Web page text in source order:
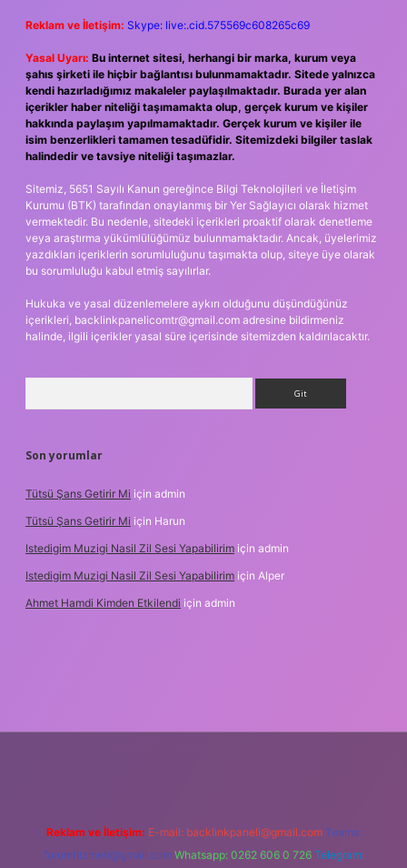
Reklam ve İletişim: Skype: live:.cid.575569c608265c69
Yasal Uyarı: Bu internet sitesi, herhangi bir marka, kurum veya
şahıs şirketi ile hiçbir bağlantısı bulunmamaktadır. Sitede yalnızca
kendi hazırladığımız makaleler paylaşılmaktadır. Burada yer alan
içerikler haber niteliği taşımamakta olup, gerçek kurum ve kişiler
hakkında paylaşım yapılmamaktadır. Gerçek kurum ve kişiler ile
isim benzerlikleri tamamen tesadüfidir. Sitemizdeki bilgiler taslak
halindedir ve tavsiye niteliği taşımazlar.
Sitemiz, 5651 Sayılı Kanun gereğince Bilgi Teknolojileri ve İletişim
Kurumu (BTK) tarafından onaylanmış bir Yer Sağlayıcı olarak hizmet
vermektedir. Bu nedenle, sitedeki içerikleri proaktif olarak denetleme
veya araştırma yükümlülüğümüz bulunmamaktadır. Ancak, üyelerimiz
yazdıkları içeriklerin sorumluluğunu taşımakta olup, siteye üye olarak
bu sorumluluğu kabul etmiş sayılırlar.
Hukuka ve yasal düzenlemelere aykırı olduğunu düşündüğünüz
içerikleri, backlinkpanelicomtr@gmail.com adresine bildirmeniz
halinde, ilgili içerikler yasal süre içerisinde sitemizden kaldırılacaktır.
Son yorumlar
Tütsü Şans Getirir Mi için admin
Tütsü Şans Getirir Mi için Harun
Istedigim Muzigi Nasil Zil Sesi Yapabilirim için admin
Istedigim Muzigi Nasil Zil Sesi Yapabilirim için Alper
Ahmet Hamdi Kimden Etkilendi için admin
Reklam ve İletişim: E-mail: backlinkpaneli@gmail.com Teams:
forumhizmeti@gmail.com Whatsapp: 0262 606 0 726 Telegram: